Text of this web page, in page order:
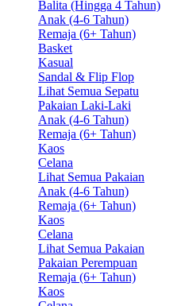
Balita (Hingga 4 Tahun)
Anak (4-6 Tahun)
Remaja (6+ Tahun)
Basket
Kasual
Sandal & Flip Flop
Lihat Semua Sepatu
Pakaian Laki-Laki
Anak (4-6 Tahun)
Remaja (6+ Tahun)
Kaos
Celana
Lihat Semua Pakaian
Anak (4-6 Tahun)
Remaja (6+ Tahun)
Kaos
Celana
Lihat Semua Pakaian
Pakaian Perempuan
Remaja (6+ Tahun)
Kaos